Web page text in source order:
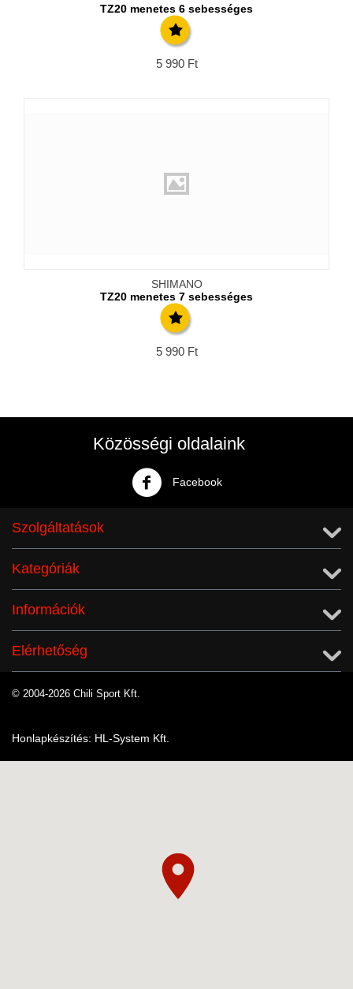
TZ20 menetes 6 sebességes
5 990 Ft
SHIMANO
TZ20 menetes 7 sebességes
5 990 Ft
Közösségi oldalaink
Facebook
Szolgáltatások
Kategóriák
Információk
Elérhetőség
© 2004-2026 Chili Sport Kft.
Honlapkészítés: HL-System Kft.